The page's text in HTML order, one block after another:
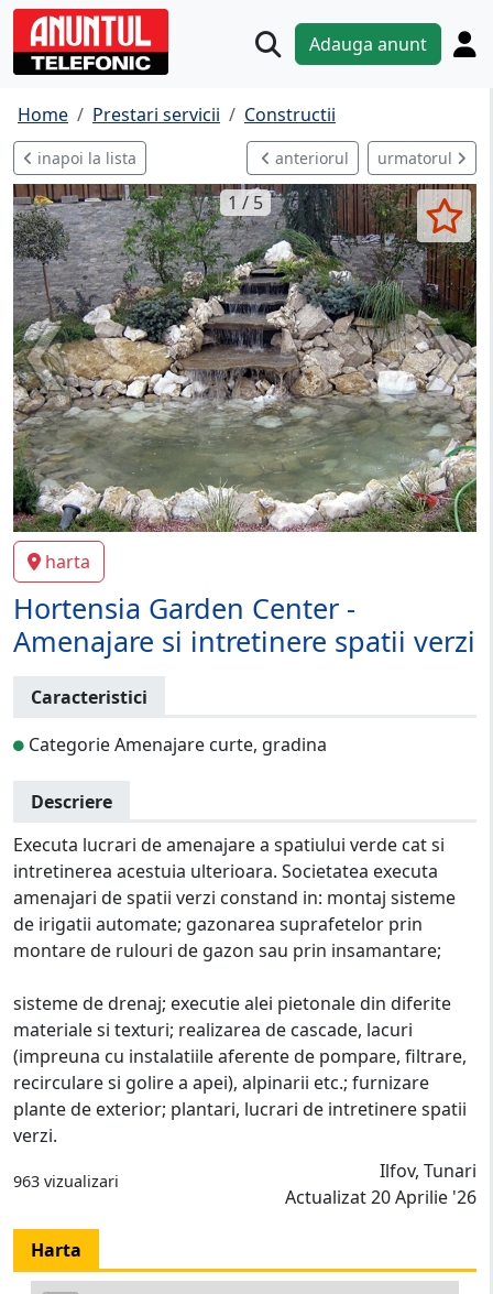
Adauga anunt
Home Prestari servicii Constructii
inapoi la lista anteriorul urmatorul
1 / 5
harta
Hortensia Garden Center -
Amenajare si intretinere spatii verzi
Caracteristici
Categorie Amenajare curte, gradina
Descriere
Executa lucrari de amenajare a spatiului verde cat si
intretinerea acestuia ulterioara. Societatea executa
amenajari de spatii verzi constand in: montaj sisteme
de irigatii automate; gazonarea suprafetelor prin
montare de rulouri de gazon sau prin insamantare;
sisteme de drenaj; executie alei pietonale din diferite
materiale si texturi; realizarea de cascade, lacuri
(impreuna cu instalatiile aferente de pompare, filtrare,
recirculare si golire a apei), alpinarii etc.; furnizare
plante de exterior; plantari, lucrari de intretinere spatii
verzi.
963 vizualizari
Ilfov, Tunari
Actualizat 20 Aprilie '26
Harta